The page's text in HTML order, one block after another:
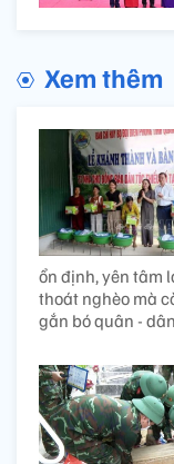
Xem thêm
ổn định, yên tâm
thoát nghèo mà
gắn bó quân -